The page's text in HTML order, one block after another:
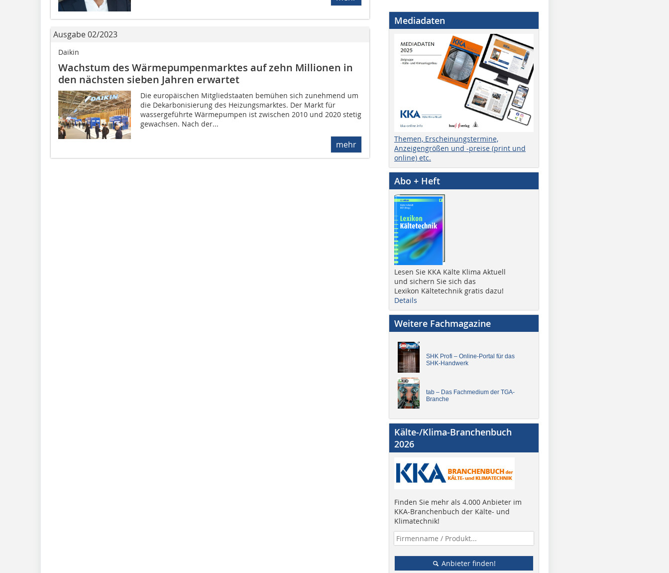
Ausgabe 02/2023
Daikin
Wachstum des Wärmepumpenmarktes auf zehn Millionen in
den nächsten sieben Jahren erwartet
Die europäischen Mitgliedstaaten bemühen sich zunehmend um
die Dekarbonisierung des Heizungsmarktes. Der Markt für
wassergeführte Wärmepumpen ist zwischen 2010 und 2020 stetig
gewachsen. Nach der...
mehr
Mediadaten
Themen, Erscheinungstermine,
Anzeigengrößen und -preise (print und
online) etc.
Abo + Heft
Lesen Sie KKA Kälte Klima Aktuell
und sichern Sie sich das
Lexikon Kältetechnik gratis dazu!
Details
Weitere Fachmagazine
SHK Profi – Online-Portal für das
SHK-Handwerk
tab – Das Fachmedium der TGA-
Branche
Kälte-/Klima-Branchenbuch
2026
Finden Sie mehr als 4.000 Anbieter im
KKA-Branchenbuch der Kälte- und
Klimatechnik!
Anbieter finden!